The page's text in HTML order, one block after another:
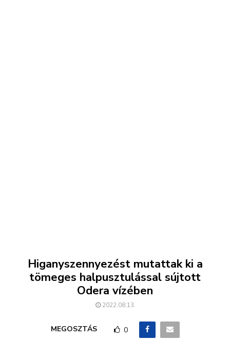
Higanyszennyezést mutattak ki a
tömeges halpusztulással sújtott
Odera vízében
2022.08.13.
MEGOSZTÁS 0